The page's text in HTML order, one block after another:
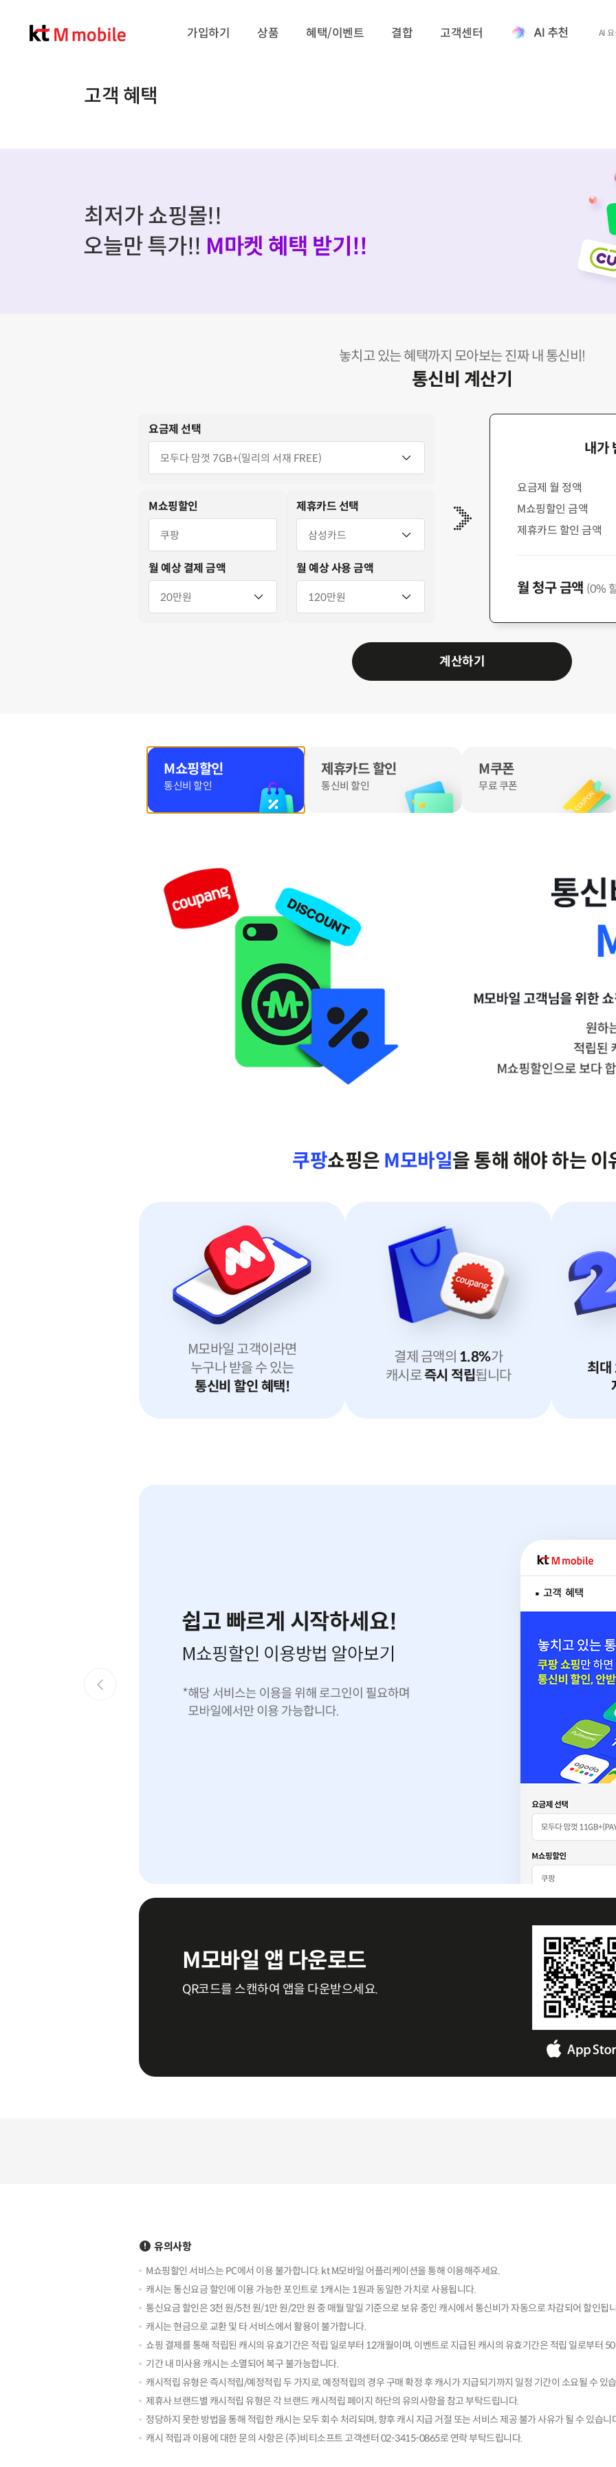
가입하기 상품 혜택/이벤트 결합 고객센터 AI
고객 혜택
놓치고 있는 혜택까지 모아보는 진짜 내 통신비!
통신비 계산기
요금제 선택
M쇼핑할인
월 예상 결제 금액
제휴카드 선택
월 예상 사용 금액
내가
요금제 월 정액
M쇼핑할인 금액
제휴카드 할인 금액
월 청구 금액 (0%
계산하기
M쇼핑할인
통신비 할인
제휴카드 할인
통신비 할인
M쿠폰
무료 쿠폰
쿠팡쇼핑은 M모바일을 통해 해야 하는 이
M모바일 고객이라면
누구나 받을 수 있는
통신비 할인 혜택!
결제 금액의 1.8%가
캐시로즉시 적립됩니다 최대
M모바일 앱 다운로드
QR코드를 스캔하여 앱을 다운받으세요.
유의사항
M쇼핑할인 서비스는 PC에서 이용 불가합니다. kt M모바일 어플리케이션을 통해 이용해주세요.
캐시는 통신요금 할인에 이용 가능한 포인트로 1캐시는 1원과 동일한 가치로 사용됩니다.
통신요금 할인은 3천 원/5천 원/1만 원/2만 원 중 매월 말일 기준으로 보유 중인 캐시에서 통신비가 자동으로 차감되어 할인됩
캐시는 현금으로 교환 및 타 서비스에서 활용이 불가합니다.
쇼핑 결제를 통해 적립된 캐시의 유효기간은 적립 일로부터 12개월이며, 이벤트로 지급된 캐시의 유효기간은 적립 일로부터
기간 내 미사용 캐시는 소멸되어 복구 불가능합니다.
캐시적립 유형은 즉시적립/예정적립 두 가지로, 예정적립의 경우 구매 확정 후 캐시가 지급되기까지 일정 기간이 소요될 수 있
제휴사 브랜드별 캐시적립 유형은 각 브랜드 캐시적립 페이지 하단의 유의사항을 참고 부탁드립니다.
정당하지 못한 방법을 통해 적립한 캐시는 모두 회수 처리되며, 향후 캐시 지급 거절 또는 서비스 제공 불가 사유가 될 수 있습니
캐시 적립과 이용에 대한 문의 사항은 (주)비티소프트 고객센터 02-3415-0865로 연락 부탁드립니다.